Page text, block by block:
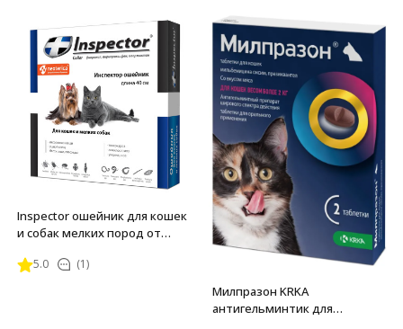
Inspector ошейник для кошек
и собак мелких пород от
паразитов 40 см
5.0 (1)
Милпразон KRKA
антигельминтик для